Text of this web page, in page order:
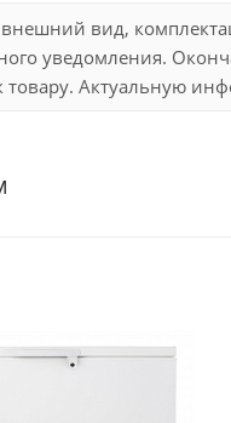
вид,
уведомления.
товару. Актуальную